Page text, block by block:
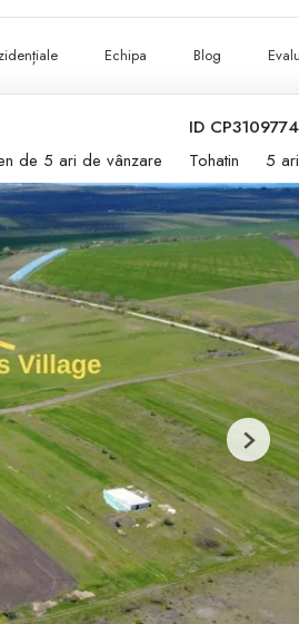
Echipa Blog
ID CP3109774
de 5 ari de vânzare Tohatin 5 ari
Next